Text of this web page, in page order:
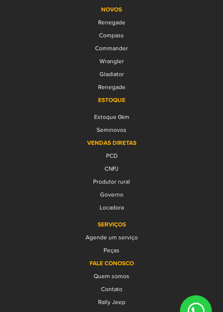
NOVOS
Renegade
Compass
Commander
Wrangler
Gladiator
Renegade
ESTOQUE
Estoque 0km
Seminovos
VENDAS DIRETAS
PCD
CNPJ
Produtor rural
Governo
Locadora
SERVIÇOS
Agende um serviço
Peças
FALE CONOSCO
Quem somos
Contato
Rally Jeep